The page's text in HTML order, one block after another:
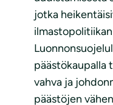
jotka
päästökaupalla
vahva ja
päästöjen